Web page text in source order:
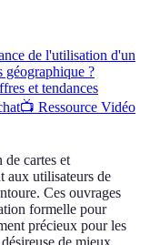
de l'utilisation d'un
géographique ?
et tendances
📺 Ressource Vidéo
de cartes et
aux utilisateurs de
Ces ouvrages
formelle pour
précieux pour les